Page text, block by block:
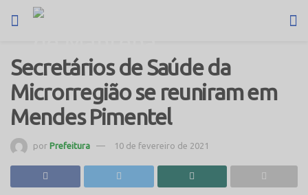
Secretários de Saúde da
Microrregião se reuniram em
Mendes Pimentel
por Prefeitura 10 de fevereiro de 2021